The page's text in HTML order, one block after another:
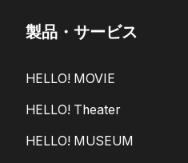
製品・サービス
HELLO! MOVIE
HELLO! Theater
HELLO! MUSEUM